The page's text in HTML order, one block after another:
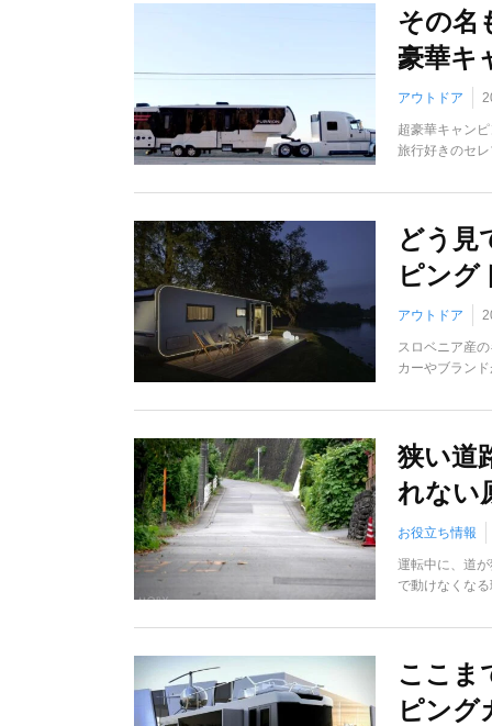
その名
豪華キ
アウトドア
超豪華キャン
旅行好きのセ
どう見
ピング
アウトドア
スロベニア産
カーやブラン
狭い道
れない
お役立ち情報
運転中に、道
で動けなくな
ここま
ピング